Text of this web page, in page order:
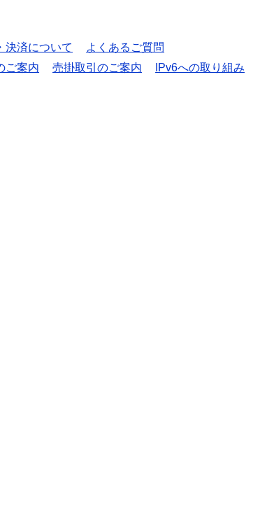
決済について
よくあるご質問
ご案内 売掛取引のご案内
IPv6への取り組み